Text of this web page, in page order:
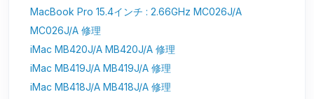
MacBook Pro 15.4インチ : 2.66GHz MC026J/A
MC026J/A 修理
iMac MB420J/A MB420J/A 修理
iMac MB419J/A MB419J/A 修理
iMac MB418J/A MB418J/A 修理